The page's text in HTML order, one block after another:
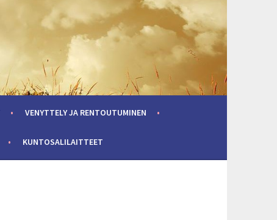
VENYTTELY JA RENTOUTUMINEN
KUNTOSALILAITTEET